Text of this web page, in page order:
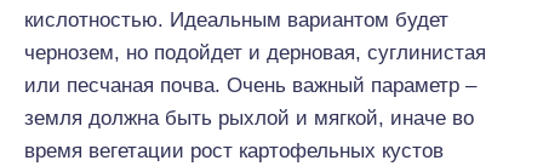
кислотностью. Идеальным вариантом будет
чернозем, но подойдет и дерновая, суглинистая
или песчаная почва. Очень важный параметр –
земля должна быть рыхлой и мягкой, иначе во
время вегетации рост картофельных кустов